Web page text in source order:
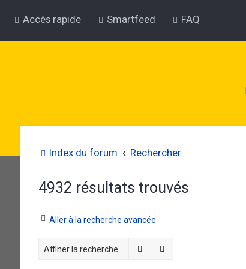
Accès rapide Smartfeed FAQ
Index du forum Rechercher
4932 résultats trouvés
Aller à la recherche avancée
Rechercher